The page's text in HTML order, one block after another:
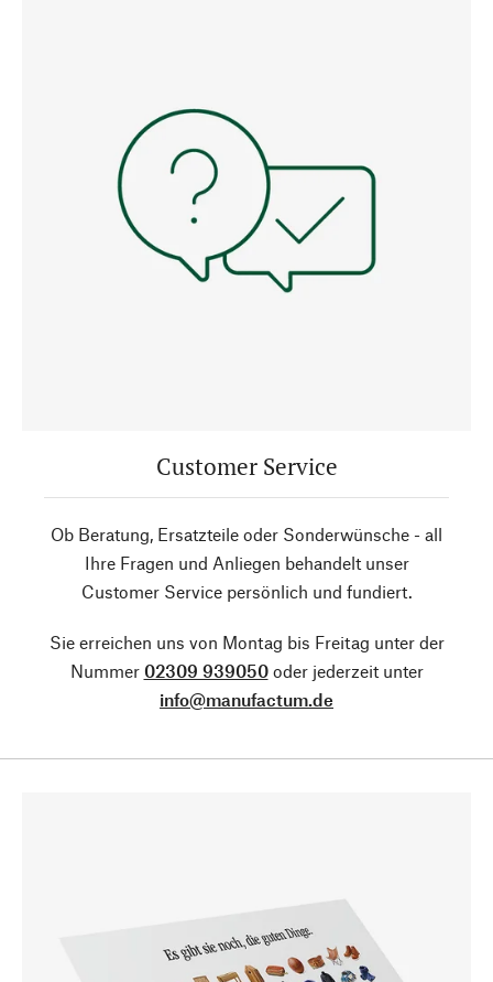
Customer Service
Ob Beratung, Ersatzteile oder Sonderwünsche - all
Ihre Fragen und Anliegen behandelt unser
Customer Service persönlich und fundiert.
Sie erreichen uns von Montag bis Freitag unter der
Nummer 02309 939050oder jederzeit unter
info@manufactum.de